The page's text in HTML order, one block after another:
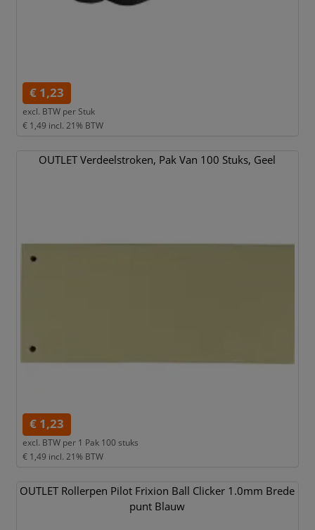
€ 1,23
excl. BTW per Stuk
€ 1,49 incl. 21% BTW
OUTLET Verdeelstroken, Pak Van 100 Stuks, Geel
€ 1,23
excl. BTW per 1 Pak 100 stuks
€ 1,49 incl. 21% BTW
OUTLET Rollerpen Pilot Frixion Ball Clicker 1.0mm Brede
punt Blauw